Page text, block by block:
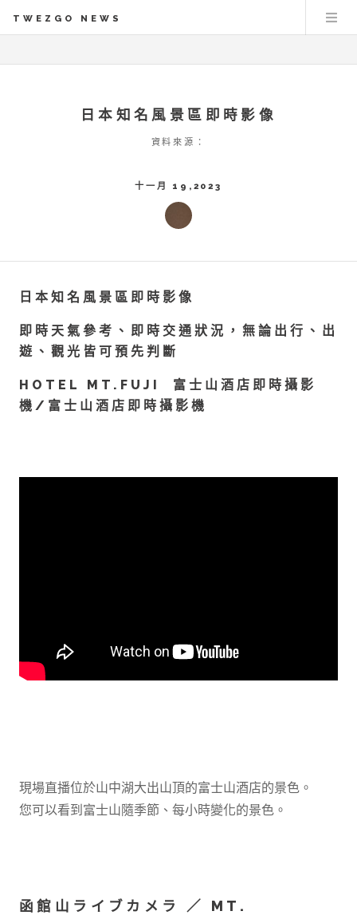
TWEZGO NEWS
日本知名風景區即時影像
資料來源：
十一月 19,2023
日本知名風景區即時影像
即時天氣參考、即時交通狀況，無論出行、出
遊、觀光皆可預先判斷
HOTEL MT.FUJI 富士山酒店即時攝影
機/富士山酒店即時攝影機
現場直播位於山中湖大出山頂的富士山酒店的景色。
您可以看到富士山隨季節、每小時變化的景色。
函館山ライブカメラ ／ MT.